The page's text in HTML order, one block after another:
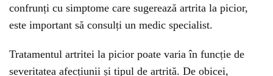
confrunți cu simptome care sugerează artrita la picior,
este important să consulți un medic specialist.
Tratamentul artritei la picior poate varia în funcție de
severitatea afecțiunii și tipul de artrită. De obicei,